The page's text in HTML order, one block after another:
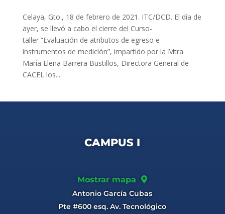
Celaya, Gto., 18 de febrero de 2021. ITC/DCD. El día de
ayer, se llevó a cabo el cierre del Curso-
taller “Evaluación de atributos de egreso e
instrumentos de medición”, impartido por la Mtra.
María Elena Barrera Bustillos, Directora General de
CACEI, los...
CAMPUS I
Mostrar mapa
Antonio García Cubas
Pte #600 esq. Av. Tecnológico